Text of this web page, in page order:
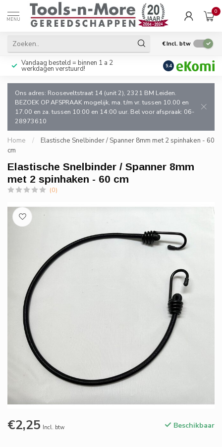
MENU
0
€Incl. btw
Vandaag besteld = binnen 1 a 2
werkdagen verstuurd!
Uitsluitend goede
en de vakman!
9.4
Ons adres: Rooseveltstraat 14 (unit 2), 2321 BM Leiden.
BEZOEK OP AFSPRAAK mogelijk, ma. t/m vr. tussen 10.00 en
17.00 en za. tussen 10:00 en 14:00 uur. Bel voor afspraak: 06-
28973610
Home /
Elastische Snelbinder / Spanner 8mm met 2 spinhaken - 60
cm
Elastische Snelbinder / Spanner 8mm
met 2 spinhaken - 60 cm
(0)
€2,25 Incl. btw Beschikbaar